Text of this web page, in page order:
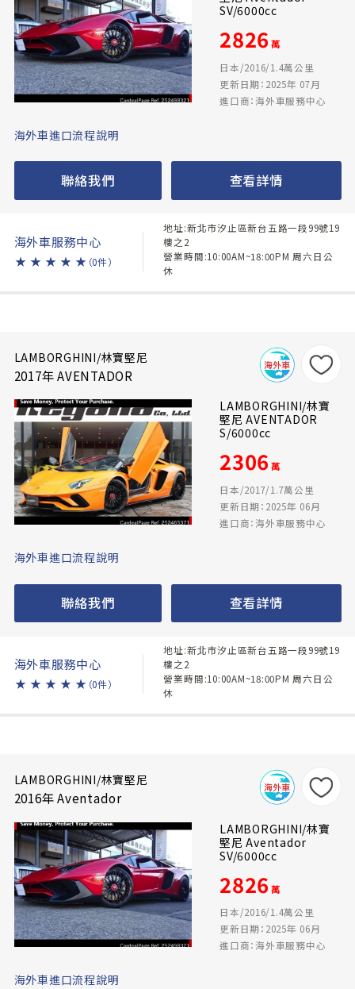
SV/6000cc
2826 萬
日本/2016/1.4萬公里
更新日期：2025年 07月
進口商：海外車服務中心
海外車進口流程說明
聯絡我們 查看詳情
海外車服務中心
★ ★ ★ ★ ★ （0件）
地址:新北市汐止區新台五路一段99號19
樓之2
營業時間:10:00AM~18:00PM 周六日公
休
LAMBORGHINI/林寶堅尼
2017年 AVENTADOR
LAMBORGHINI/林寶
堅尼 AVENTADOR
S/6000cc
2306 萬
日本/2017/1.7萬公里
更新日期：2025年 06月
進口商：海外車服務中心
海外車進口流程說明
聯絡我們 查看詳情
海外車服務中心
★ ★ ★ ★ ★ （0件）
地址:新北市汐止區新台五路一段99號19
樓之2
營業時間:10:00AM~18:00PM 周六日公
休
LAMBORGHINI/林寶堅尼
2016年 Aventador
LAMBORGHINI/林寶
堅尼 Aventador
SV/6000cc
2826 萬
日本/2016/1.4萬公里
更新日期：2025年 06月
進口商：海外車服務中心
海外車進口流程說明